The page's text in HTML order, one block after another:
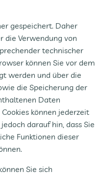
gespeichert. Daher
die Verwendung von
technischer
können Sie vor dem
werden und über die
die Speicherung der
Daten
können jederzeit
darauf hin, dass Sie
Funktionen dieser
Sie sich